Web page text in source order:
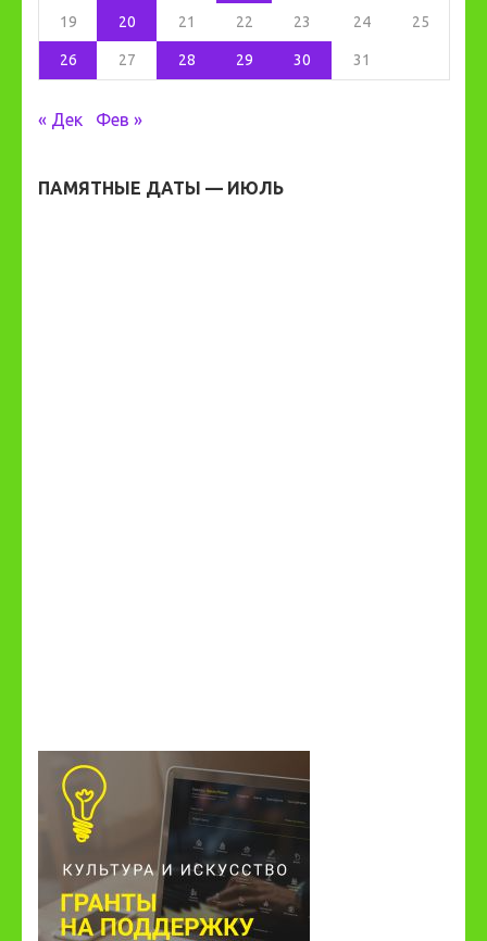
19 20 21 22 23 24 25
26 27 28 29 30 31
« Дек Фев »
ПАМЯТНЫЕ ДАТЫ — ИЮЛЬ